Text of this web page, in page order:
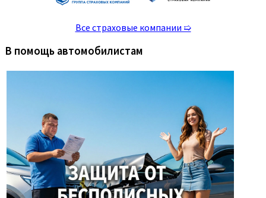
Все страховые компании ➯
В помощь автомобилистам